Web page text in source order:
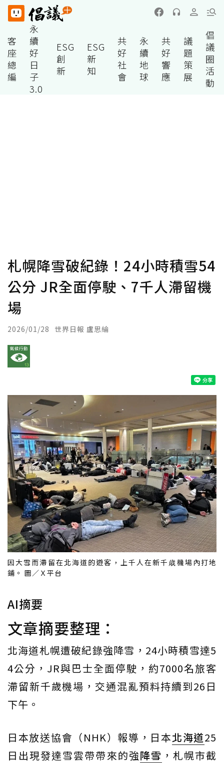
客
座
總
編
永
續
好
日
子
3.0
ESG
創
新
ESG
新
知
共
好
社
會
永
續
地
球
共
好
響
應
議
題
策
展
倡
議
圈
活
動
札幌降雪破紀錄！24小時積雪54
公分 JR全面停駛、7千人滯留機
場
2026/01/28 世界日報 盧思綸
因大雪而滯留在北海道的遊客，上千人在新千歳機場內打地
鋪。 圖／Ｘ平台
AI摘要
文章摘要整理：
北海道札幌遭破紀錄強降雪，24小時積雪達5
4公分，JR與巴士全面停駛，約7000名旅客
滯留新千歲機場，交通混亂預料持續到26日
下午。
日本放送協會（NHK）報導，日本北海道25
日出現發達雪雲帶帶來的強降雪 ，札幌市截